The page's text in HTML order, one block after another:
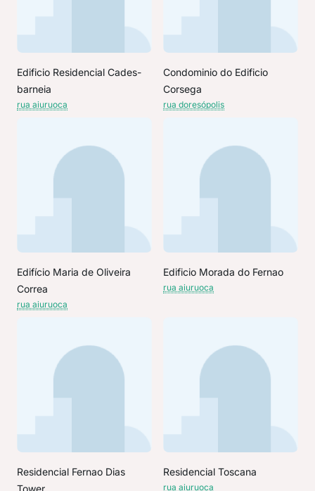
Edificio Residencial Cades-
barneia
rua aiuruoca
Condominio do Edificio
Corsega
rua doresópolis
Edifício Maria de Oliveira
Correa
rua aiuruoca
Edificio Morada do Fernao
rua aiuruoca
Residencial Fernao Dias
Tower
Residencial Toscana
rua aiuruoca